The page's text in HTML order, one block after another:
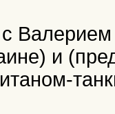
Валерием
и